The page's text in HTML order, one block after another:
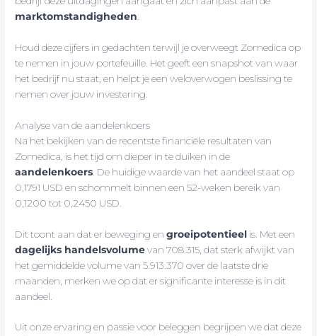
marktomstandigheden
Houd deze cijfers in gedachten terwijl je overweegt Zomedica op
te nemen in jouw portefeuille. Het geeft een snapshot van waar
het bedrijf nu staat, en helpt je een weloverwogen beslissing te
nemen over jouw investering.
Analyse van de aandelenkoers
Na het bekijken van de recentste financiële resultaten van
Zomedica, is het tijd om dieper in te duiken in de
aandelenkoers . De huidige waarde van het aandeel staat op
0,1791 USD en schommelt binnen een 52-weken bereik van
0,1200 tot 0,2450 USD.
Dit toont aan dat er beweging engroeipotentieel is. Met een
dagelijks handelsvolumevan 708.315, dat sterk afwijkt van
het gemiddelde volume van 5.913.370 over de laatste drie
maanden, merken we op dat er significante interesse is in dit
aandeel.
Uit onze ervaring en passie voor beleggen begrijpen we dat deze